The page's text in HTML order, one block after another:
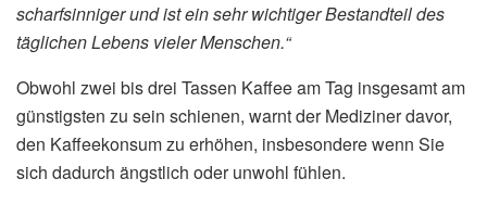
scharfsinniger und ist ein sehr wichtiger Bestandteil des
täglichen Lebens vieler Menschen.“
Obwohl zwei bis drei Tassen Kaffee am Tag insgesamt am
günstigsten zu sein schienen, warnt der Mediziner davor,
den Kaffeekonsum zu erhöhen, insbesondere wenn Sie
sich dadurch ängstlich oder unwohl fühlen.